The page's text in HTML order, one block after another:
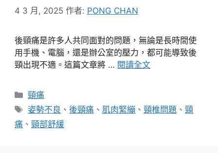
4 3 月, 2025 作者: PONG CHAN
後頸痛是許多人共同面對的問題，無論是長時間使
用手機、電腦，還是辦公室的壓力，都可能導致後
頸出現不適。這篇文章將 … 閱讀全文
分
類
頸痛
標
籤
姿勢不良 、後頸痛 、 肌肉緊繃 、頸椎問題 、頸
痛 、 頸部舒緩